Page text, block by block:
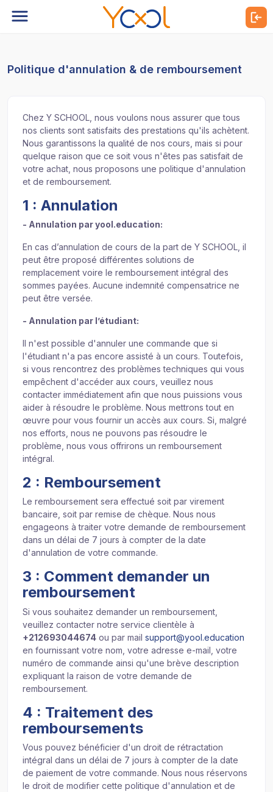
Politique d'annulation & de remboursement
Chez Y SCHOOL, nous voulons nous assurer que tous
nos clients sont satisfaits des prestations qu'ils achètent.
Nous garantissons la qualité de nos cours, mais si pour
quelque raison que ce soit vous n'êtes pas satisfait de
votre achat, nous proposons une politique d'annulation
et de remboursement.
1 : Annulation
- Annulation par yool.education:
En cas d’annulation de cours de la part de Y SCHOOL, il
peut être proposé différentes solutions de
remplacement voire le remboursement intégral des
sommes payées. Aucune indemnité compensatrice ne
peut être versée.
- Annulation par l’étudiant:
Il n'est possible d'annuler une commande que si
l'étudiant n'a pas encore assisté à un cours. Toutefois,
si vous rencontrez des problèmes techniques qui vous
empêchent d'accéder aux cours, veuillez nous
contacter immédiatement afin que nous puissions vous
aider à résoudre le problème. Nous mettrons tout en
œuvre pour vous fournir un accès aux cours. Si, malgré
nos efforts, nous ne pouvons pas résoudre le
problème, nous vous offrirons un remboursement
intégral.
2 : Remboursement
Le remboursement sera effectué soit par virement
bancaire, soit par remise de chèque. Nous nous
engageons à traiter votre demande de remboursement
dans un délai de 7 jours à compter de la date
d'annulation de votre commande.
3 : Comment demander un
remboursement
Si vous souhaitez demander un remboursement,
veuillez contacter notre service clientèle à
+212693044674 ou par mail support@yool.education
en fournissant votre nom, votre adresse e-mail, votre
numéro de commande ainsi qu'une brève description
expliquant la raison de votre demande de
remboursement.
4 : Traitement des
remboursements
Vous pouvez bénéficier d'un droit de rétractation
intégral dans un délai de 7 jours à compter de la date
de paiement de votre commande. Nous nous réservons
le droit de modifier cette politique d'annulation et de